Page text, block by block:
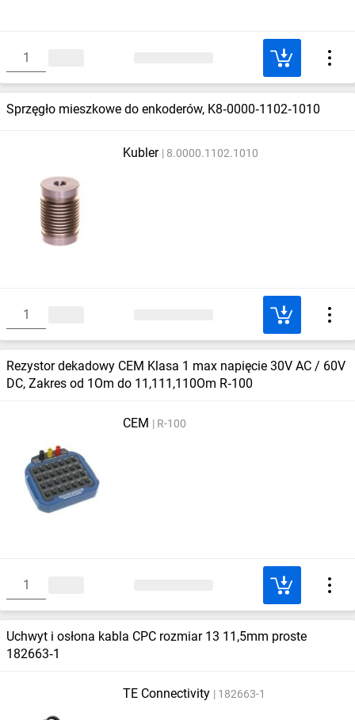
Sprzęgło mieszkowe do enkoderów, K8‑0000‑1102‑1010
Kubler 8.0000.1102.1010
Rezystor dekadowy CEM Klasa 1 max napięcie 30V AC / 60V
DC, Zakres od 1Om do 11,111,110Om R‑100
CEM R-100
Uchwyt i osłona kabla CPC rozmiar 13 11,5mm proste
182663‑1
TE Connectivity 182663-1